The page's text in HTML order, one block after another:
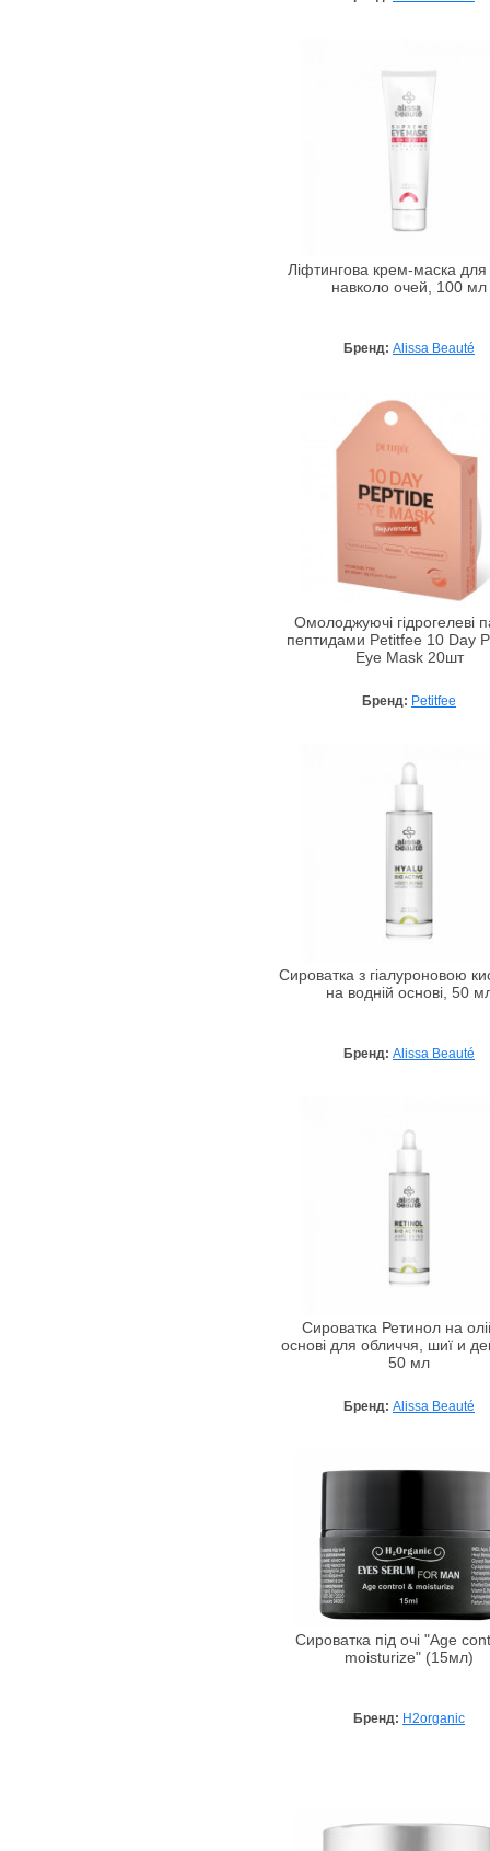
Ліфтингова крем-маска для
навколо очей, 100 мл
Бренд: Alissa Beauté
Омолоджуючі гідрогелеві
пептидами Petitfee 10 Day
Eye Mask 20шт
Бренд: Petitfee
Сироватка з гіалуроновою
на водній основі, 50
Бренд: Alissa Beauté
Сироватка Ретинол на
основі для обличчя, шиї и
50 мл
Бренд: Alissa Beauté
Сироватка під очі "Age
moisturize" (15мл)
Бренд: H2organic